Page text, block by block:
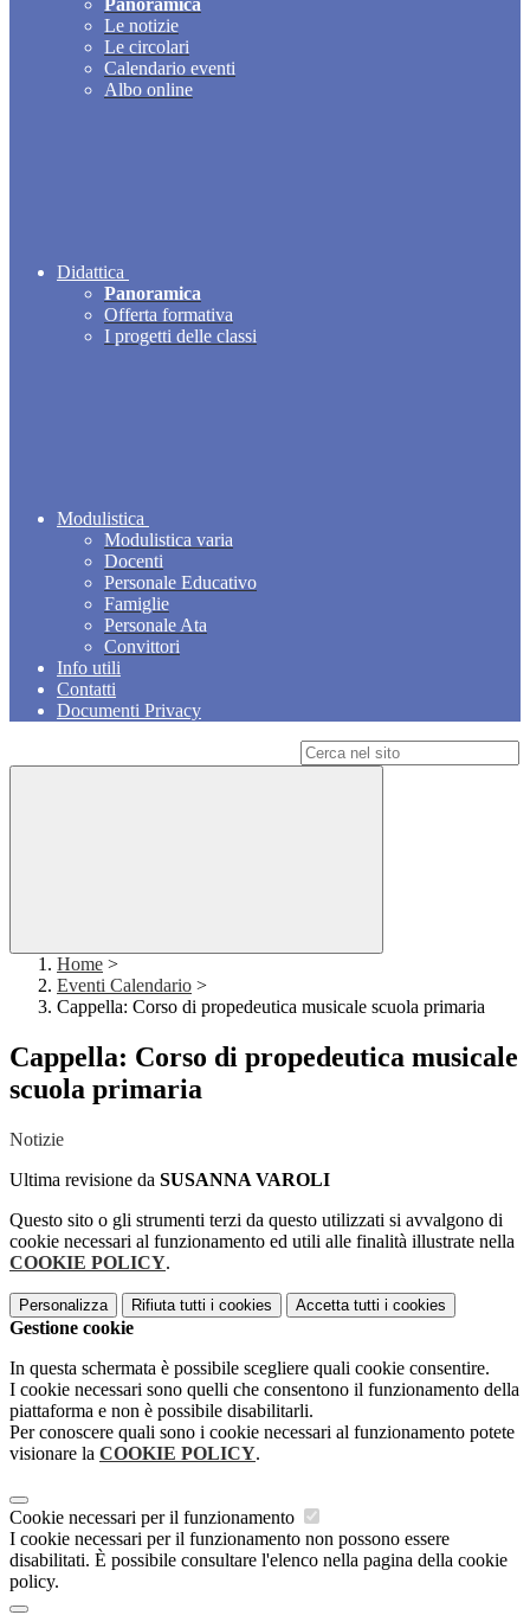
Panoramica
Le notizie
Le circolari
Calendario eventi
Albo online
Didattica
Panoramica
Offerta formativa
I progetti delle classi
Modulistica
Modulistica varia
Docenti
Personale Educativo
Famiglie
Personale Ata
Convittori
Info utili
Contatti
Documenti Privacy
Home >
Eventi Calendario >
Cappella: Corso di propedeutica musicale scuola primaria
Cappella: Corso di propedeutica musicale
scuola primaria
Notizie
Ultima revisione da SUSANNA VAROLI
Questo sito o gli strumenti terzi da questo utilizzati si avvalgono di
cookie necessari al funzionamento ed utili alle finalità illustrate nella
COOKIE POLICY.
Personalizza Rifiuta tutti i cookies Accetta tutti i cookies
Gestione cookie
In questa schermata è possibile scegliere quali cookie consentire.
I cookie necessari sono quelli che consentono il funzionamento della
piattaforma e non è possibile disabilitarli.
Per conoscere quali sono i cookie necessari al funzionamento potete
visionare la COOKIE POLICY.
Cookie necessari per il funzionamento
I cookie necessari per il funzionamento non possono essere
disabilitati. È possibile consultare l'elenco nella pagina della cookie
policy.